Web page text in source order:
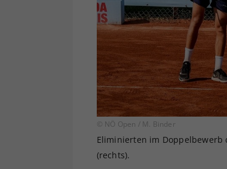
© NÖ Open / M. Binder
Eliminierten im Doppelbewerb
(rechts).